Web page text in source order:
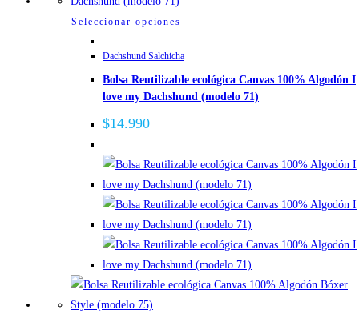
Seleccionar opciones
tiene
múltiples
variantes.
se
pueden
elegir
en
la
página
de
Dachshund Salchicha
Bolsa Reutilizable ecológica Canvas 100% Algodón I
love my Dachshund (modelo 71)
$14.990